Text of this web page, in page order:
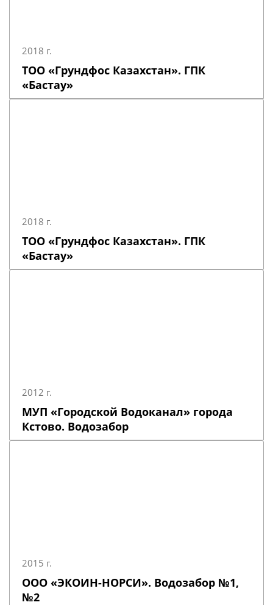
2018 г.
ТОО «Грундфос Казахстан». ГПК
«Бастау»
2018 г.
ТОО «Грундфос Казахстан». ГПК
«Бастау»
2012 г.
МУП «Городской Водоканал» города
Кстово. Водозабор
2015 г.
ООО «ЭКОИН-НОРСИ». Водозабор №1,
№2